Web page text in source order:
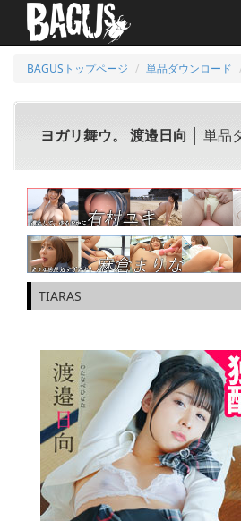
BAGUSトップページ 単品ダウンロード
ヨガリ舞ウ。 渡邉日向 │ 単品
TIARAS